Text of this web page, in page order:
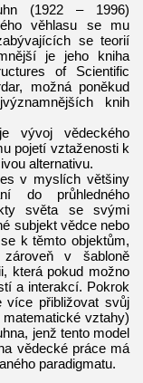
(1922 – 1996)
věhlasu se mu
se teorií
je jeho kniha
of Scientific
možná poněkud
knih
vývoj vědeckého
pojetí vztaženosti k
alternativu.
v myslích většiny
do průhledného
světa se svými
subjekt vědce nebo
k těmto objektům,
v šabloně
která pokud možno
a interakcí. Pokrok
více přibližovat svůj
vztahy)
jenž tento model
vědecké práce má
paradigmatu.